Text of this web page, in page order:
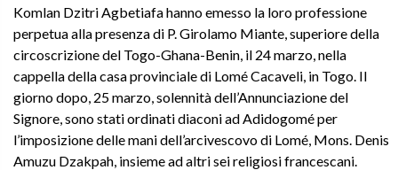
Komlan Dzitri Agbetiafa hanno emesso la loro professione
perpetua alla presenza di P. Girolamo Miante, superiore della
circoscrizione del Togo-Ghana-Benin, il 24 marzo, nella
cappella della casa provinciale di Lomé Cacaveli, in Togo. Il
giorno dopo, 25 marzo, solennità dell’Annunciazione del
Signore, sono stati ordinati diaconi ad Adidogomé per
l’imposizione delle mani dell’arcivescovo di Lomé, Mons. Denis
Amuzu Dzakpah, insieme ad altri sei religiosi francescani.